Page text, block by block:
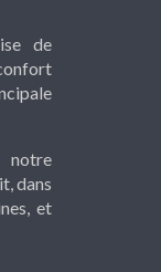
de
dans
et